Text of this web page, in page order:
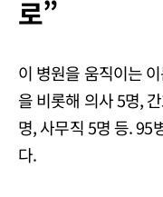
로”
이 병원을 움직이는
을 비롯해 의사 5명,
명, 사무직 5명 등. 95
다.